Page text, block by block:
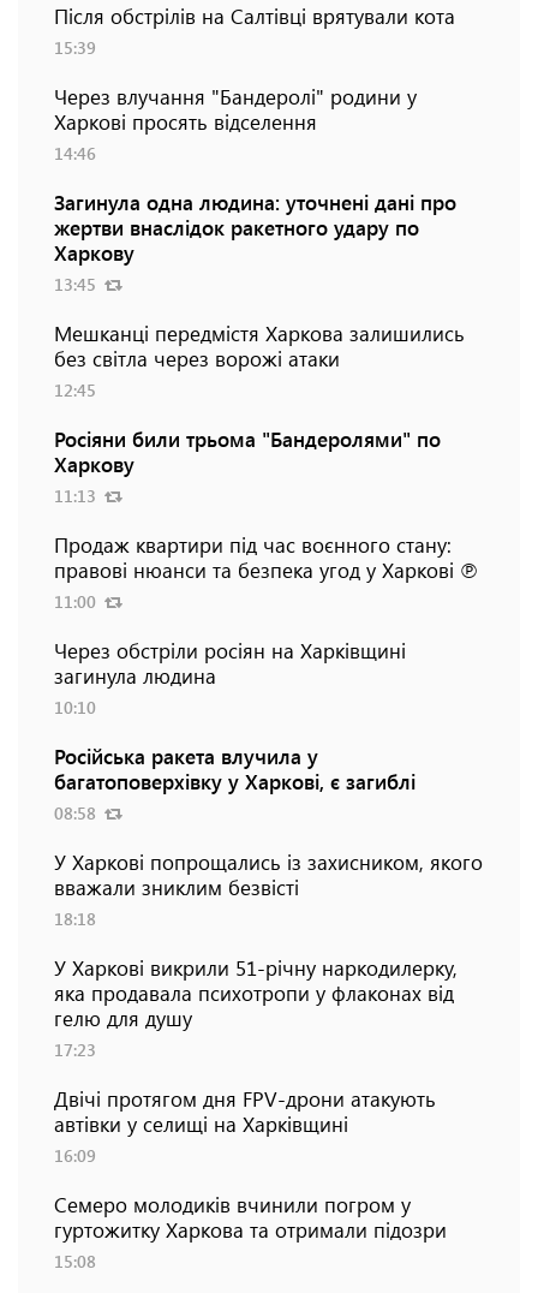
Після обстрілів на Салтівці врятували кота
15:39
Через влучання "Бандеролі" родини у
Харкові просять відселення
14:46
Загинула одна людина: уточнені дані про
жертви внаслідок ракетного удару по
Харкову
13:45
Мешканці передмістя Харкова залишились
без світла через ворожі атаки
12:45
Росіяни били трьома "Бандеролями" по
Харкову
11:13
Продаж квартири під час воєнного стану:
правові нюанси та безпека угод у Харкові ℗
11:00
Через обстріли росіян на Харківщині
загинула людина
10:10
Російська ракета влучила у
багатоповерхівку у Харкові, є загиблі
08:58
У Харкові попрощались із захисником, якого
вважали зниклим безвісті
18:18
У Харкові викрили 51-річну наркодилерку,
яка продавала психотропи у флаконах від
гелю для душу
17:23
Двічі протягом дня FPV-дрони атакують
автівки у селищі на Харківщині
16:09
Семеро молодиків вчинили погром у
гуртожитку Харкова та отримали підозри
15:08